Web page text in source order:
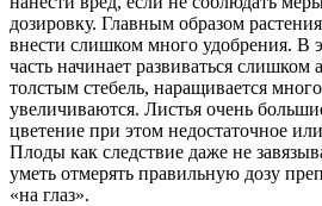
дозировку. Главным образом
внести слишком много удобрения. В
часть начинает развиваться
толстым стебель, наращивается
увеличиваются. Листья очень
цветение при этом недостаточное
Плоды как следствие даже не
уметь отмерять правильную дозу
«на глаз».